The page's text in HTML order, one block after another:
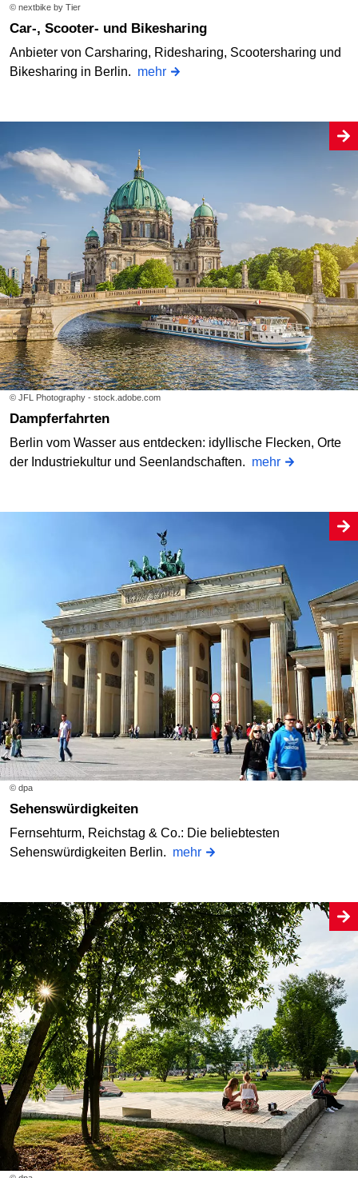
© nextbike by Tier
Car-, Scooter- und Bikesharing
Anbieter von Carsharing, Ridesharing, Scootersharing und
Bikesharing in Berlin. mehr
© JFL Photography - stock.adobe.com
Dampferfahrten
Berlin vom Wasser aus entdecken: idyllische Flecken, Orte
der Industriekultur und Seenlandschaften. mehr
© dpa
Sehenswürdigkeiten
Fernsehturm, Reichstag & Co.: Die beliebtesten
Sehenswürdigkeiten Berlin. mehr